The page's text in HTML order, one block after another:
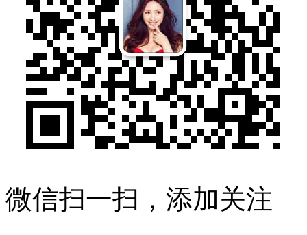
微信扫一扫，添加关注